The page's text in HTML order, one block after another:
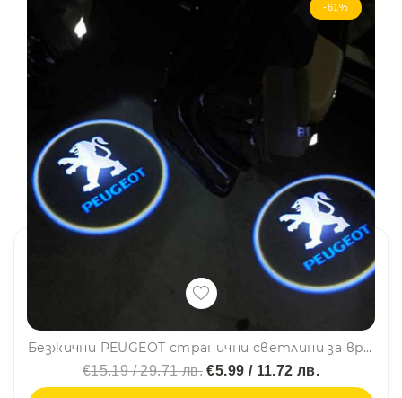
-61%
Безжични PEUGEOT странични светлини за врата на кола, 2 броя, LED лого
€15.19 / 29.71 лв. €5.99 / 11.72 лв.